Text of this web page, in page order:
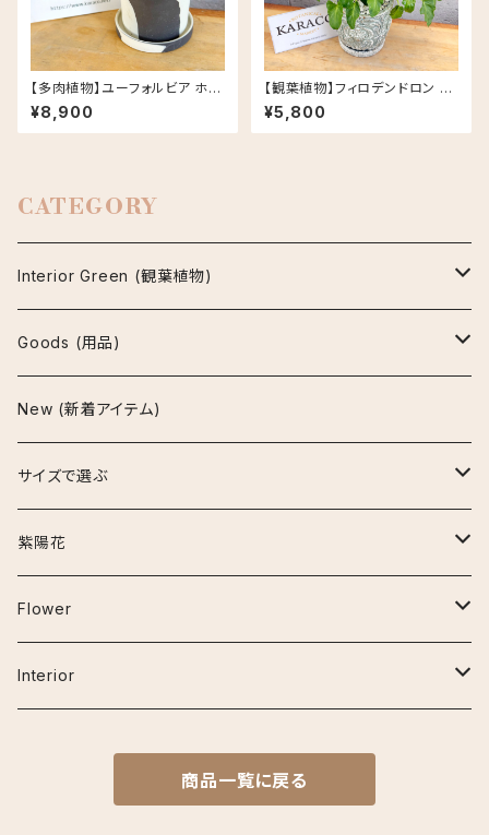
【多肉植物】ユーフォルビア ホリ
ダ PLUS the green FIKA PO
T セサミラテ
¥8,900
【観葉植物】フィロデンドロン ク
ッカバラ ライム バリエガータ 斑
入り 5号 Rosa セメント鉢
¥5,800
CATEGORY
Interior Green (観葉植物)
アグラオネマ
ビューティー
マリア
アスプレニウム
パーバティ
アロカシア
ナイロビナイツ
アンスリウム
クラリネルビウム
ジズー（ジゾー）
エスキナンサス
マルメラータ
オーガスタ
Goods (用品)
鉢
陶器鉢
セメント鉢
インテリア雑貨
お手入れ用品
その他の用品
New (新着アイテム)
サイズで選ぶ
~30cm
30cm~50cm
50cm~80cm
紫陽花
アーリーピンク
アデュラ
コットンキャンディ
Flower
ベゴニア
リーガスベゴニア
Interior
商品一覧に戻る